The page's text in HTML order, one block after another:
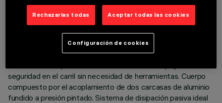
DESCRIPCIÓN
Proyector orientable miniaturizado completo con adaptador
para instalación en carril de baja tensión 48V Superrail -
seguridad en el carril sin necesidad de herramientas. Cuerpo
compuesto por el acoplamiento de dos carcasas de aluminio
fundido a presión pintado. Sistema de disipación pasiva ideal
Rechazarlas todas Aceptar todas las cookies
Configuración de cookies